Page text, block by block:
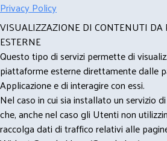
Privacy Policy
VISUALIZZAZIONE DI CONTENUTI DA
ESTERNE
Questo tipo di servizi permette di
piattaforme esterne direttamente dalle
Applicazione e di interagire con essi.
Nel caso in cui sia installato un servizio
che, anche nel caso gli Utenti non
raccolga dati di traffico relativi alle